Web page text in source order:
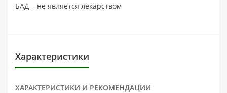
БАД – не является лекарством
Характеристики
ХАРАКТЕРИСТИКИ И РЕКОМЕНДАЦИИ